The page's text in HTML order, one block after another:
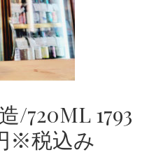
/720ML 1793
※税込み